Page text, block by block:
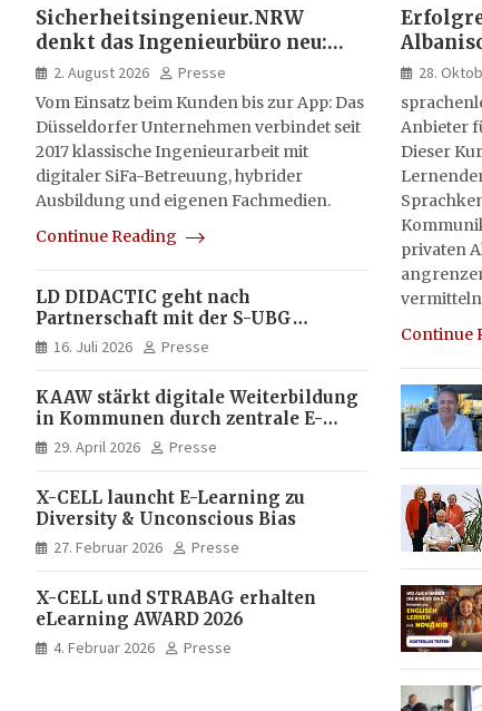
Sicherheitsingenieur.NRW
denkt das Ingenieurbüro neu:
HSE-Beratung wird digital,
hybrid und multimedial
2. August 2026
Presse
Vom Einsatz beim Kunden bis zur App: Das
Düsseldorfer Unternehmen verbindet seit
2017 klassische Ingenieurarbeit mit
digitaler SiFa-Betreuung, hybrider
Ausbildung und eigenen Fachmedien.
Continue Reading
LD DIDACTIC geht nach
Partnerschaft mit der S-UBG
vollständig in Unternehmerhand
16. Juli 2026 Presse
KAAW stärkt digitale Weiterbildung
in Kommunen durch zentrale E-
Learning Plattform von X-CELL
29. April 2026 Presse
X-CELL launcht E-Learning zu
Diversity & Unconscious Bias
27. Februar 2026 Presse
X-CELL und STRABAG erhalten
eLearning AWARD 2026
4. Februar 2026 Presse
28.
Anbieter
Dieser
privaten
Continue